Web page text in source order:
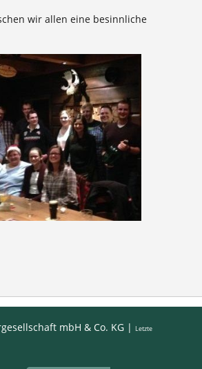
wir allen eine besinnliche
mbH & Co. KG |Letzte